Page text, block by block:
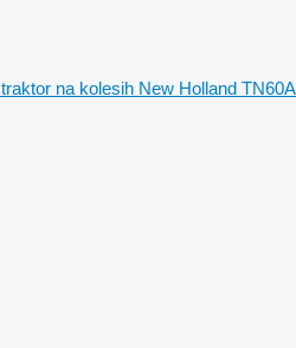
traktor na kolesih New Holland TN60A